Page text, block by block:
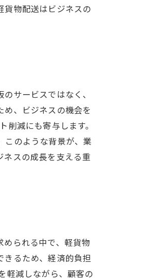
貨物配送はビジネスの
サービスではなく、
、ビジネスの機会を
減にも寄与します。
このような背景が、業
スの成長を支える重
られる中で、軽貨物
きるため、経済的負担
軽減しながら、顧客の